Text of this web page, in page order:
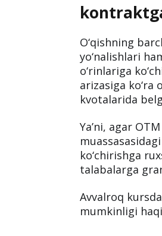
O‘qishning
yo‘nalishlari
o‘rinlariga
arizasiga ko‘ra
Ya’ni, agar